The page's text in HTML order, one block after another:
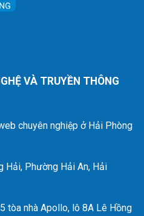
VÀ TRUYỀN THÔNG
chuyên nghiệp ở Hải Phòng
Phường Hải An, Hải
tòa nhà Apollo, lô 8A Lê Hồng